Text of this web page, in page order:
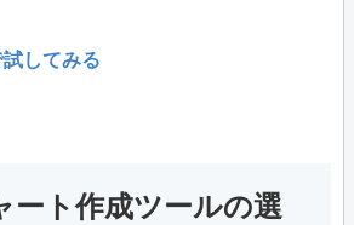
してみる
ート作成ツールの選